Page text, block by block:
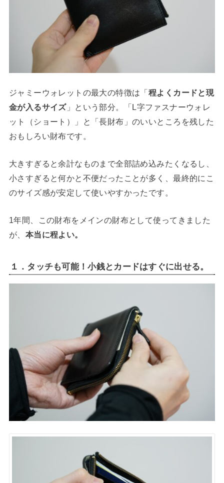
ジャミーウォレットの最大の特徴は「程よくカードと現
金が入るサイズ」という部分。「L字ファスナーウォレ
ット（ショート）」と「長財布」のいいところを残した
おもしろい財布です。
大きすぎると余計なものまで全部詰め込みたくなるし、
小さすぎると何かと不便だったことが多く、最終的にこ
のサイズ感が安定して使いやすかったです。
1年間、この財布をメインの財布として使ってきました
が、 本当に程よい。
１．タッチも可能！小銭とカードはすぐに出せる。